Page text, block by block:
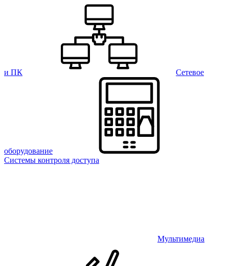
и ПК Сетевое
оборудование
Системы контроля доступа
Мультимедиа